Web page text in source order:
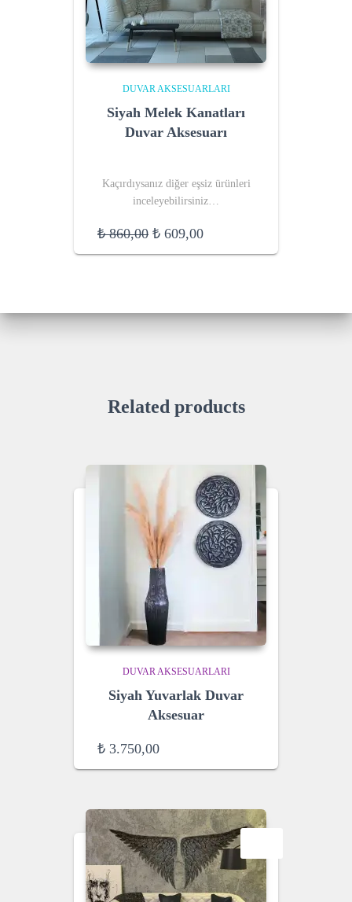
DUVAR AKSESUARLARI
Siyah Melek Kanatları
Duvar Aksesuarı
Kaçırdıysanız diğer eşsiz ürünleri
inceleyebilirsiniz…
₺860,00 Original
₺ 609,00Current
Related products
DUVAR AKSESUARLARI
Siyah Yuvarlak Duvar
Aksesuar
₺ 3.750,00